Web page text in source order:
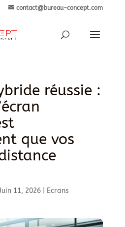
contact@bureau-concept.com
réussie :
que vos
11, 2026|
Ecrans